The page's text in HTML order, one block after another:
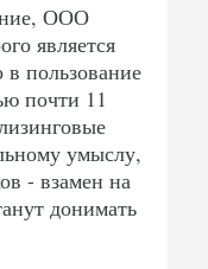
ООО
является
пользование
почти 11
умыслу,
- взамен на
донимать